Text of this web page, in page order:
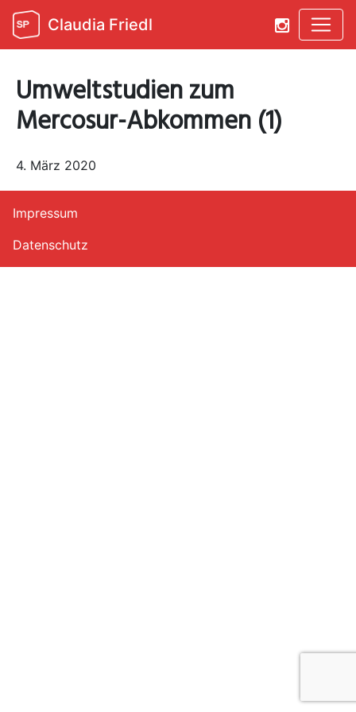
Claudia Friedl
Umweltstudien zum
Mercosur-Abkommen (1)
4. März 2020
Impressum
Datenschutz